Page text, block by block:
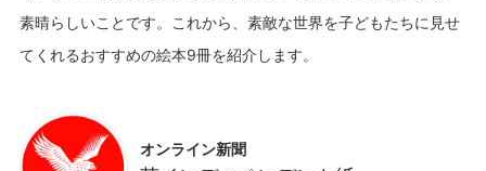
素晴らしいことです。これから、素敵な世界を子どもたちに見せ
オンライン新聞